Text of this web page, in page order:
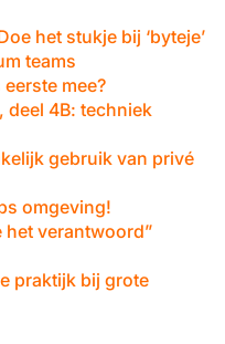
het stukje bij ‘byteje’
teams
mee?
deel 4B: techniek
gebruik van privé
omgeving!
het verantwoord”
praktijk bij grote